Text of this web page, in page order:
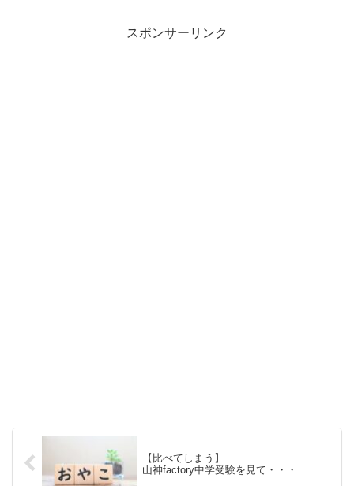
スポンサーリンク
【比べてしまう】
山神factory中学受験を見て・・・